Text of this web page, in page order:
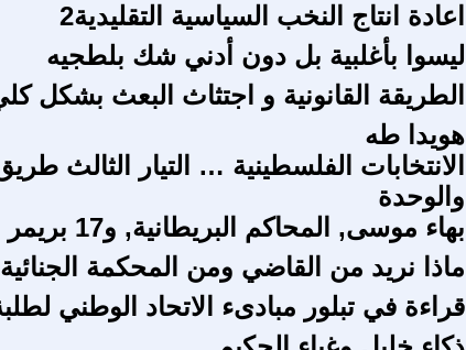
اعادة انتاج النخب السياسية التقليدية2
ليسوا بأغلبية بل دون أدني شك بلطجيه
الطريقة القانونية و اجتثاث البعث بشكل
هويدا طه
الانتخابات الفلسطينية … التيار الثالث
والوحدة
بهاء موسى, المحاكم البريطانية, و17 بريمر
ماذا نريد من القاضي ومن المحكمة الجنائية
قراءة في تبلور مبادىء الاتحاد الوطني